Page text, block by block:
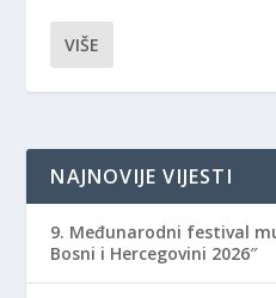
VIŠE
NAJNOVIJE VIJESTI
9. Međunarodni festival
Bosni i Hercegovini 2026″